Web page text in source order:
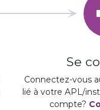
Se
Connectez-vous
lié à votre APL/
compte?